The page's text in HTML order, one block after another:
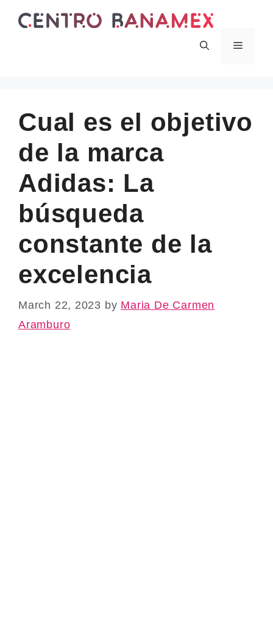
Menu
Cual es el objetivo
de la marca
Adidas: La
búsqueda
constante de la
excelencia
March 22, 2023 by Maria De Carmen
Aramburo